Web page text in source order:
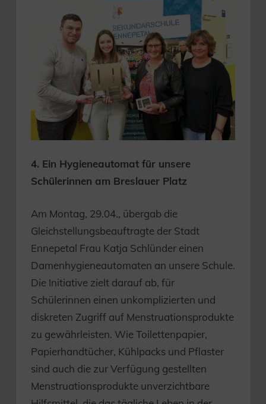
4. Ein Hygieneautomat für unsere
Schülerinnen am Breslauer Platz
Am Montag, 29.04., übergab die
Gleichstellungsbeauftragte der Stadt
Ennepetal Frau Katja Schlünder einen
Damenhygieneautomaten an unsere Schule.
Die Initiative zielt darauf ab, für
Schülerinnen einen unkomplizierten und
diskreten Zugriff auf Menstruationsprodukte
zu gewährleisten. Wie Toilettenpapier,
Papierhandtücher, Kühlpacks und Pflaster
sind auch die zur Verfügung gestellten
Menstruationsprodukte unverzichtbare